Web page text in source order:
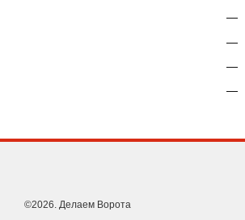
©2026. Делаем Ворота